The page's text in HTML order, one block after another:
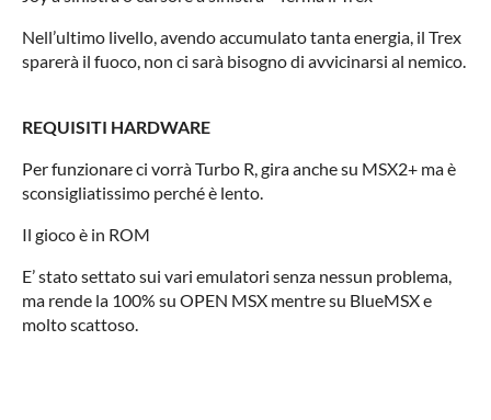
Nell’ultimo livello, avendo accumulato tanta energia, il Trex
sparerà il fuoco, non ci sarà bisogno di avvicinarsi al nemico.
REQUISITI HARDWARE
Per funzionare ci vorrà Turbo R, gira anche su MSX2+ ma è
sconsigliatissimo perché è lento.
Il gioco è in ROM
E’ stato settato sui vari emulatori senza nessun problema,
ma rende la 100% su OPEN MSX mentre su BlueMSX e
molto scattoso.